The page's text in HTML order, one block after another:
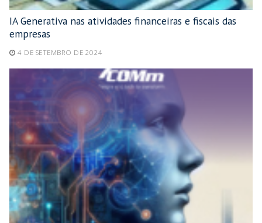
IA Generativa nas atividades financeiras e fiscais das
empresas
4 DE SETEMBRO DE 2024